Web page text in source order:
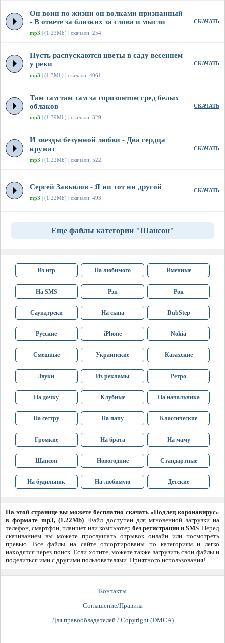
Он воин по жизни он волками признанный
- В ответе за близких за слова и мысли
mp3 | (1.23Mb) | скачали: 254
СКАЧАТЬ
Пусть распускаются цветы в саду весеннем
у реки
mp3 | (1.3Mb) | скачали: 4061
СКАЧАТЬ
Там там там там за горизонтом сред белых
облаков
mp3 | (1.39Mb) | скачали: 329
СКАЧАТЬ
И звезды безумной любви - Два сердца
кружат
mp3 | (1.22Mb) | скачали: 522
СКАЧАТЬ
Сергей Завьялов - Я ни тот ни другой
mp3 | (1.22Mb) | скачали: 493
СКАЧАТЬ
Еще файлы категории "Шансон"
Из игр На любимого Именные
На SMS Рэп Рок
Саундтреки На сына DubStep
Русские iPhone Nokia
Смешные Украинские Казахские
Звуки Из рекламы Ретро
На дочку Клубные На начальника
На сестру На папу Классические
Громкие На брата На маму
Шансон Новогодние Стандартные
На будильник На любимую Детские
На этой странице вы можете бесплатно скачать «Подлец коронавирус»
в формате mp3, (1.22Mb). Файл доступен для мгновенной загрузки на
телефон, смартфон, планшет или компьютер без регистрации и SMS. Перед
скачиванием вы можете прослушать отрывок онлайн или посмотреть
превью. Все файлы на сайте отсортированы по категориям и легко
находятся через поиск. Если хотите, можете также загрузить свои файлы и
поделиться ими с другими пользователями. Приятного использования!
Контакты
Соглашение/Правила
Для правообладателей / Copyright (DMCA)